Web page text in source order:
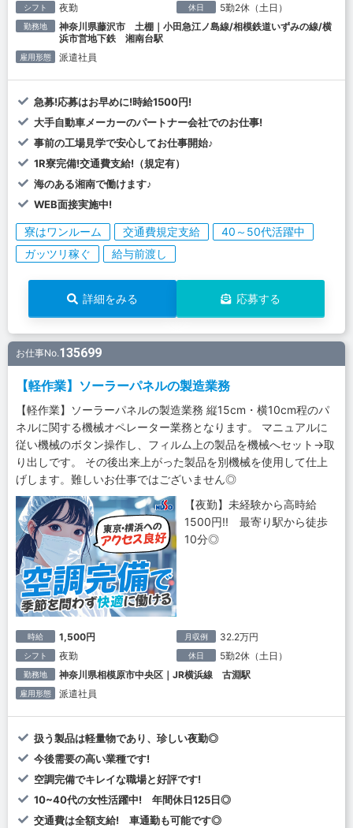
シフト 夜勤 休日 5勤2休（土日）
勤務地
神奈川県藤沢市 土棚｜小田急江ノ島線/相模鉄道いずみの線/横
浜市営地下鉄 湘南台駅
雇用形態 派遣社員
急募!応募はお早めに!時給1500円!
大手自動車メーカーのパートナー会社でのお仕事!
事前の工場見学で安心してお仕事開始♪
1R寮完備!交通費支給!（規定有）
海のある湘南で働けます♪
WEB面接実施中!
寮はワンルーム 交通費規定支給
40～50代活躍中
ガッツリ稼ぐ
給与前渡し
詳細をみる 応募する
お仕事No.135699
【軽作業】ソーラーパネルの製造業務
【軽作業】ソーラーパネルの製造業務 縦15cm・横10cm程のパ
ネルに関する機械オペレーター業務となります。 マニュアルに
従い機械のボタン操作し、フィルム上の製品を機械へセット→取
り出しです。 その後出来上がった製品を別機械を使用して仕上
げします。難しいお仕事ではございません◎
【夜勤】未経験から高時給
1500円!! 最寄り駅から徒歩
10分◎
時給 1,500円 月収例 32.2万円
シフト 夜勤 休日 5勤2休（土日）
勤務地 神奈川県相模原市中央区｜JR横浜線 古淵駅
雇用形態 派遣社員
扱う製品は軽量物であり、珍しい夜勤◎
今後需要の高い業種です!
空調完備でキレイな職場と好評です!
10~40代の女性活躍中! 年間休日125日◎
交通費は全額支給! 車通勤も可能です◎